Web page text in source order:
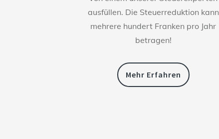
ausfüllen. Die Steuerreduktion kann
mehrere hundert Franken pro Jahr
betragen!
Mehr Erfahren